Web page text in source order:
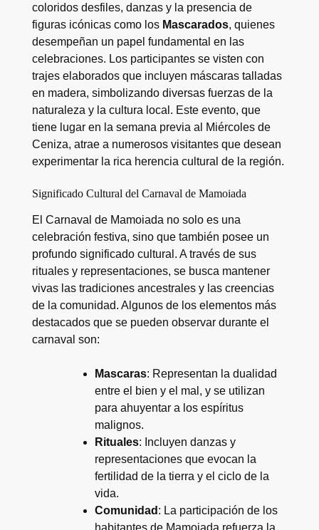
coloridos desfiles, danzas y la presencia de
figuras icónicas como los Mascarados, quienes
desempeñan un papel fundamental en las
celebraciones. Los participantes se visten con
trajes elaborados que incluyen máscaras talladas
en madera, simbolizando diversas fuerzas de la
naturaleza y la cultura local. Este evento, que
tiene lugar en la semana previa al Miércoles de
Ceniza, atrae a numerosos visitantes que desean
experimentar la rica herencia cultural de la región.
Significado Cultural del Carnaval de Mamoiada
El Carnaval de Mamoiada no solo es una
celebración festiva, sino que también posee un
profundo significado cultural. A través de sus
rituales y representaciones, se busca mantener
vivas las tradiciones ancestrales y las creencias
de la comunidad. Algunos de los elementos más
destacados que se pueden observar durante el
carnaval son:
Mascaras: Representan la dualidad
entre el bien y el mal, y se utilizan
para ahuyentar a los espíritus
malignos.
Rituales: Incluyen danzas y
representaciones que evocan la
fertilidad de la tierra y el ciclo de la
vida.
Comunidad : La participación de los
habitantes de Mamoiada refuerza la